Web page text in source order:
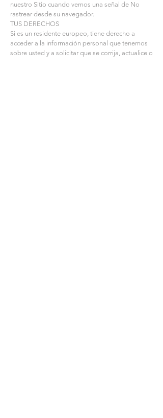
nuestro Sitio cuando vemos una señal de No
rastrear desde su navegador.
TUS DERECHOS
Si es un residente europeo, tiene derecho a
acceder a la información personal que tenemos
sobre usted y a solicitar que se corrija, actualice o